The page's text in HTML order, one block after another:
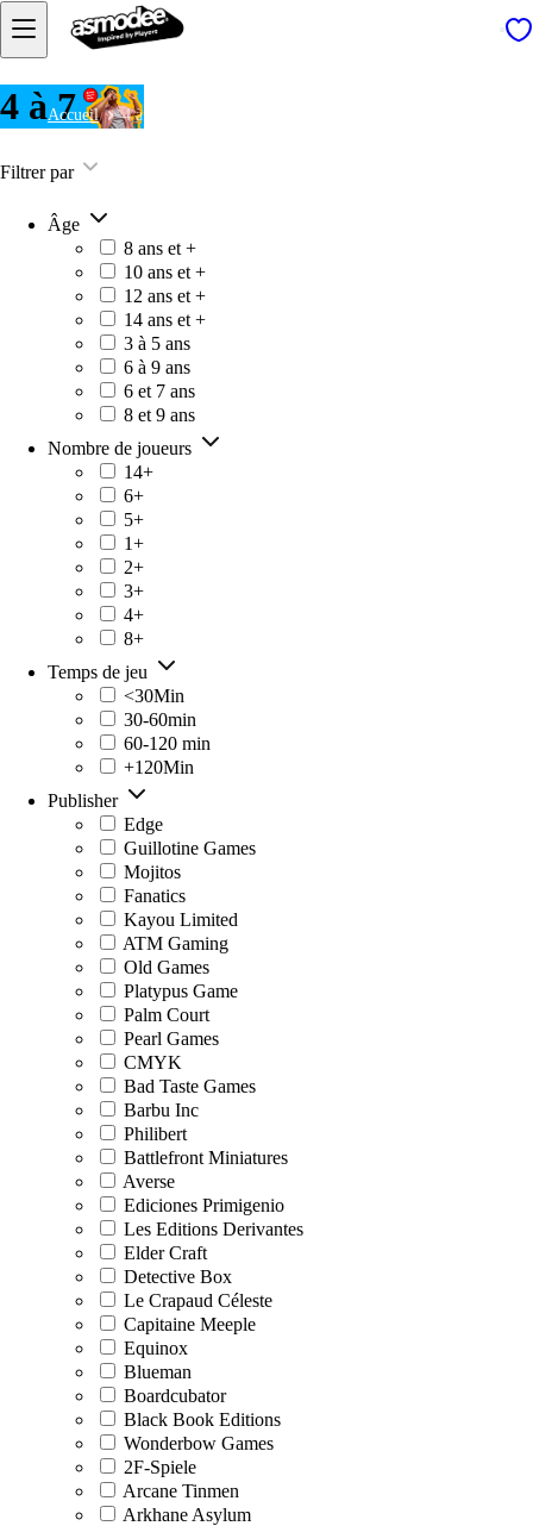
Accueil 4 à 7
4 à 7
Filtrer par
Âge
8 ans et +
10 ans et +
12 ans et +
14 ans et +
3 à 5 ans
6 à 9 ans
6 et 7 ans
8 et 9 ans
Nombre de joueurs
14+
6+
5+
1+
2+
3+
4+
8+
Temps de jeu
<30Min
30-60min
60-120 min
+120Min
Publisher
Edge
Guillotine Games
Mojitos
Fanatics
Kayou Limited
ATM Gaming
Old Games
Platypus Game
Palm Court
Pearl Games
CMYK
Bad Taste Games
Barbu Inc
Philibert
Battlefront Miniatures
Averse
Ediciones Primigenio
Les Editions Derivantes
Elder Craft
Detective Box
Le Crapaud Céleste
Capitaine Meeple
Equinox
Blueman
Boardcubator
Black Book Editions
Wonderbow Games
2F-Spiele
Arcane Tinmen
Arkhane Asylum